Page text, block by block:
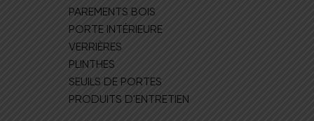
PAREMENTS BOIS
PORTE INTÉRIEURE
VERRIÈRES
PLINTHES
SEUILS DE PORTES
PRODUITS D'ENTRETIEN